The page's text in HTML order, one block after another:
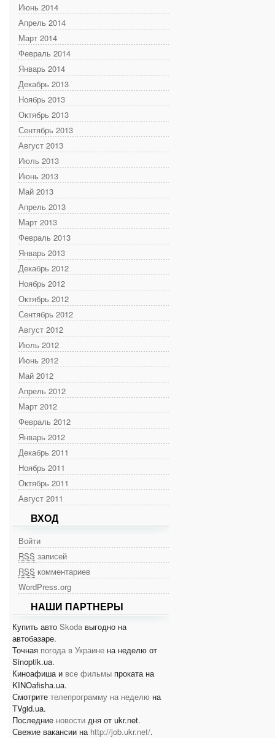
Июнь 2014
Апрель 2014
Март 2014
Февраль 2014
Январь 2014
Декабрь 2013
Ноябрь 2013
Октябрь 2013
Сентябрь 2013
Август 2013
Июль 2013
Июнь 2013
Май 2013
Апрель 2013
Март 2013
Февраль 2013
Январь 2013
Декабрь 2012
Ноябрь 2012
Октябрь 2012
Сентябрь 2012
Август 2012
Июль 2012
Июнь 2012
Май 2012
Апрель 2012
Март 2012
Февраль 2012
Январь 2012
Декабрь 2011
Ноябрь 2011
Октябрь 2011
Август 2011
ВХОД
Войти
RSS записей
RSS комментариев
WordPress.org
НАШИ ПАРТНЕРЫ
Купить авто Skoda выгодно на
автобазаре.
Точная погода в Украине на неделю от
Sinoptik.ua.
Киноафиша и все фильмы проката на
KINOafisha.ua.
Смотрите телепрограмму на неделю на
TVgid.ua.
Последние новости дня от ukr.net.
Свежие вакансии на http://job.ukr.net/.